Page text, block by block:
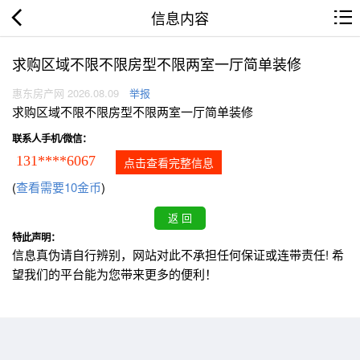
信息内容
求购区域不限不限房型不限两室一厅简单装修
惠东房产网 2026.08.09 举报
求购区域不限不限房型不限两室一厅简单装修
联系人手机/微信：
131****6067 点击查看完整信息
(查看需要10金币)
特此声明：
信息真伪请自行辨别，网站对此不承担任何保证或连带责任! 希
望我们的平台能为您带来更多的便利！